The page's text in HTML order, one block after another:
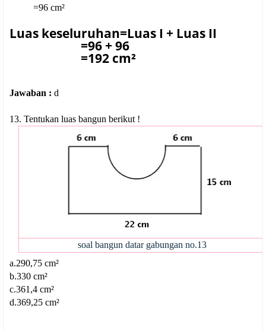
=96 cm²
Luas keseluruhan=Luas I + Luas II
=96 + 96
=192 cm²
Jawaban : d
13. Tentukan luas bangun berikut !
soal bangun datar gabungan no.13
a.290,75 cm²
b.330 cm²
c.361,4 cm²
d.369,25 cm²